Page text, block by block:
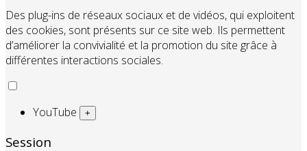
Des plug-ins de réseaux sociaux et de vidéos, qui exploitent
des cookies, sont présents sur ce site web. Ils permettent
d’améliorer la convivialité et la promotion du site grâce à
différentes interactions sociales.
YouTube +
Session